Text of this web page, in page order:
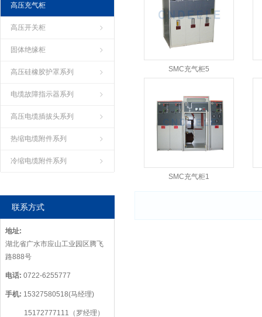
高压充气柜
高压开关柜
固体绝缘柜
高压硅橡胶护罩系列
电缆故障指示器系列
高压电缆插拔头系列
热缩电缆附件系列
冷缩电缆附件系列
联系方式
地址:
湖北省广水市应山工业园区腾飞
路888号
电话: 0722-6255777
手机: 15327580518(马经理)
15172777111（罗经理）
SMC充气柜5
SMC充气柜1